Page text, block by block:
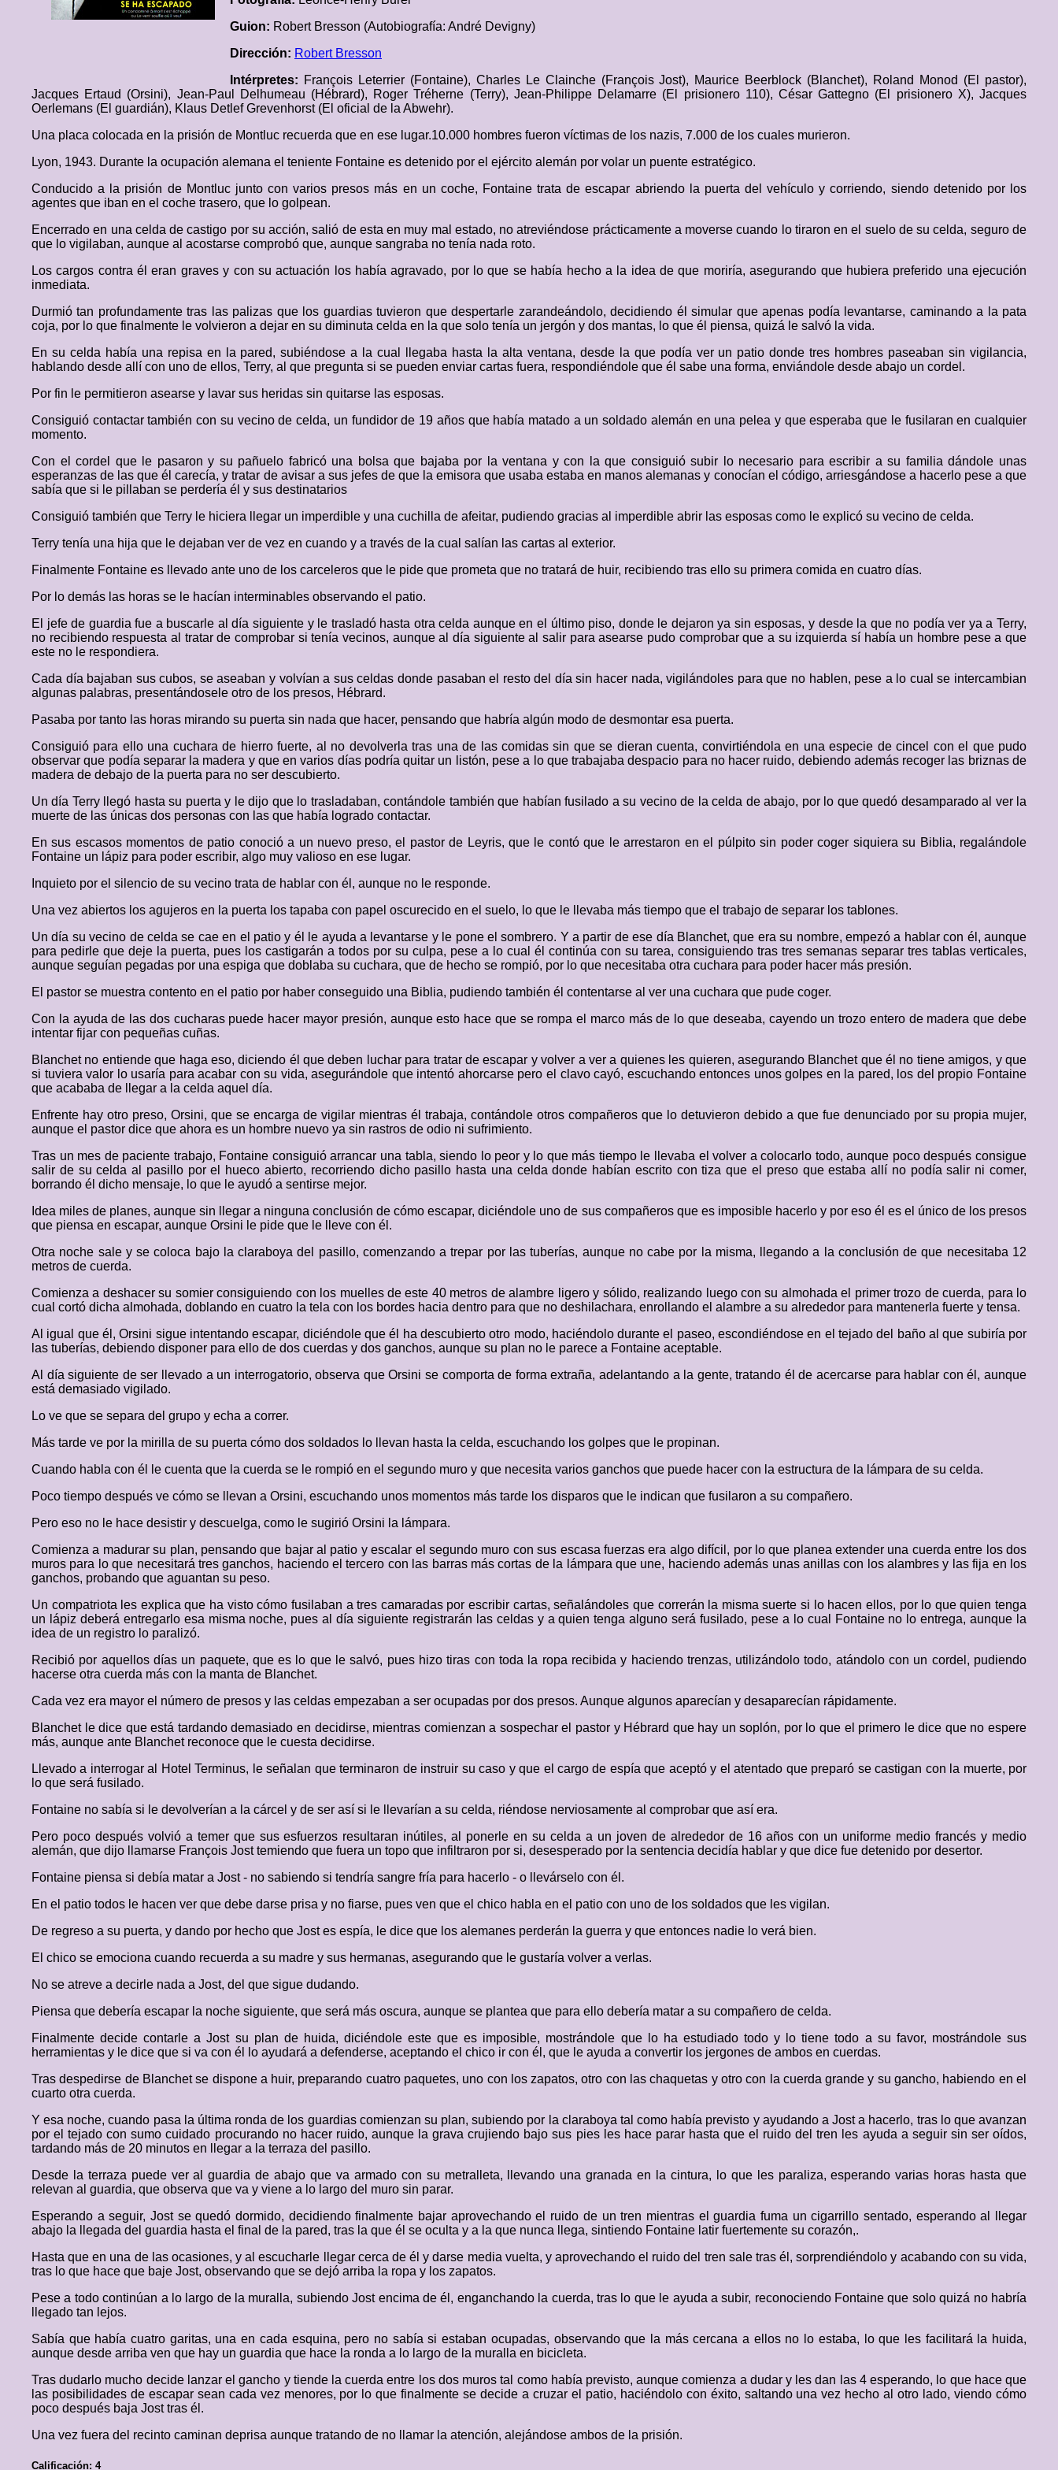
Guion: Robert Bresson (Autobiografía: André Devigny)
Dirección: Robert Bresson
Intérpretes: François Leterrier (Fontaine), Charles Le Clainche (François Jost), Maurice Beerblock (Blanchet), Roland Monod (El pastor),
Jacques Ertaud (Orsini), Jean-Paul Delhumeau (Hébrard), Roger Tréherne (Terry), Jean-Philippe Delamarre (El prisionero 110), César Gattegno (El prisionero X), Jacques
Oerlemans (El guardián), Klaus Detlef Grevenhorst (El oficial de la Abwehr).
Una placa colocada en la prisión de Montluc recuerda que en ese lugar.10.000 hombres fueron víctimas de los nazis, 7.000 de los cuales murieron.
Lyon, 1943. Durante la ocupación alemana el teniente Fontaine es detenido por el ejército alemán por volar un puente estratégico.
Conducido a la prisión de Montluc junto con varios presos más en un coche, Fontaine trata de escapar abriendo la puerta del vehículo y corriendo, siendo detenido por los
agentes que iban en el coche trasero, que lo golpean.
Encerrado en una celda de castigo por su acción, salió de esta en muy mal estado, no atreviéndose prácticamente a moverse cuando lo tiraron en el suelo de su celda, seguro de
que lo vigilaban, aunque al acostarse comprobó que, aunque sangraba no tenía nada roto.
Los cargos contra él eran graves y con su actuación los había agravado, por lo que se había hecho a la idea de que moriría, asegurando que hubiera preferido una ejecución
inmediata.
Durmió tan profundamente tras las palizas que los guardias tuvieron que despertarle zarandeándolo, decidiendo él simular que apenas podía levantarse, caminando a la pata
coja, por lo que finalmente le volvieron a dejar en su diminuta celda en la que solo tenía un jergón y dos mantas, lo que él piensa, quizá le salvó la vida.
En su celda había una repisa en la pared, subiéndose a la cual llegaba hasta la alta ventana, desde la que podía ver un patio donde tres hombres paseaban sin vigilancia,
hablando desde allí con uno de ellos, Terry, al que pregunta si se pueden enviar cartas fuera, respondiéndole que él sabe una forma, enviándole desde abajo un cordel.
Por fin le permitieron asearse y lavar sus heridas sin quitarse las esposas.
Consiguió contactar también con su vecino de celda, un fundidor de 19 años que había matado a un soldado alemán en una pelea y que esperaba que le fusilaran en cualquier
momento.
Con el cordel que le pasaron y su pañuelo fabricó una bolsa que bajaba por la ventana y con la que consiguió subir lo necesario para escribir a su familia dándole unas
esperanzas de las que él carecía, y tratar de avisar a sus jefes de que la emisora que usaba estaba en manos alemanas y conocían el código, arriesgándose a hacerlo pese a que
sabía que si le pillaban se perdería él y sus destinatarios
Consiguió también que Terry le hiciera llegar un imperdible y una cuchilla de afeitar, pudiendo gracias al imperdible abrir las esposas como le explicó su vecino de celda.
Terry tenía una hija que le dejaban ver de vez en cuando y a través de la cual salían las cartas al exterior.
Finalmente Fontaine es llevado ante uno de los carceleros que le pide que prometa que no tratará de huir, recibiendo tras ello su primera comida en cuatro días.
Por lo demás las horas se le hacían interminables observando el patio.
El jefe de guardia fue a buscarle al día siguiente y le trasladó hasta otra celda aunque en el último piso, donde le dejaron ya sin esposas, y desde la que no podía ver ya a Terry,
no recibiendo respuesta al tratar de comprobar si tenía vecinos, aunque al día siguiente al salir para asearse pudo comprobar que a su izquierda sí había un hombre pese a que
este no le respondiera.
Cada día bajaban sus cubos, se aseaban y volvían a sus celdas donde pasaban el resto del día sin hacer nada, vigilándoles para que no hablen, pese a lo cual se intercambian
algunas palabras, presentándosele otro de los presos, Hébrard.
Pasaba por tanto las horas mirando su puerta sin nada que hacer, pensando que habría algún modo de desmontar esa puerta.
Consiguió para ello una cuchara de hierro fuerte, al no devolverla tras una de las comidas sin que se dieran cuenta, convirtiéndola en una especie de cincel con el que pudo
observar que podía separar la madera y que en varios días podría quitar un listón, pese a lo que trabajaba despacio para no hacer ruido, debiendo además recoger las briznas de
madera de debajo de la puerta para no ser descubierto.
Un día Terry llegó hasta su puerta y le dijo que lo trasladaban, contándole también que habían fusilado a su vecino de la celda de abajo, por lo que quedó desamparado al ver la
muerte de las únicas dos personas con las que había logrado contactar.
En sus escasos momentos de patio conoció a un nuevo preso, el pastor de Leyris, que le contó que le arrestaron en el púlpito sin poder coger siquiera su Biblia, regalándole
Fontaine un lápiz para poder escribir, algo muy valioso en ese lugar.
Inquieto por el silencio de su vecino trata de hablar con él, aunque no le responde.
Una vez abiertos los agujeros en la puerta los tapaba con papel oscurecido en el suelo, lo que le llevaba más tiempo que el trabajo de separar los tablones.
Un día su vecino de celda se cae en el patio y él le ayuda a levantarse y le pone el sombrero. Y a partir de ese día Blanchet, que era su nombre, empezó a hablar con él, aunque
para pedirle que deje la puerta, pues los castigarán a todos por su culpa, pese a lo cual él continúa con su tarea, consiguiendo tras tres semanas separar tres tablas verticales,
aunque seguían pegadas por una espiga que doblaba su cuchara, que de hecho se rompió, por lo que necesitaba otra cuchara para poder hacer más presión.
El pastor se muestra contento en el patio por haber conseguido una Biblia, pudiendo también él contentarse al ver una cuchara que pude coger.
Con la ayuda de las dos cucharas puede hacer mayor presión, aunque esto hace que se rompa el marco más de lo que deseaba, cayendo un trozo entero de madera que debe
intentar fijar con pequeñas cuñas.
Blanchet no entiende que haga eso, diciendo él que deben luchar para tratar de escapar y volver a ver a quienes les quieren, asegurando Blanchet que él no tiene amigos, y que
si tuviera valor lo usaría para acabar con su vida, asegurándole que intentó ahorcarse pero el clavo cayó, escuchando entonces unos golpes en la pared, los del propio Fontaine
que acababa de llegar a la celda aquel día.
Enfrente hay otro preso, Orsini, que se encarga de vigilar mientras él trabaja, contándole otros compañeros que lo detuvieron debido a que fue denunciado por su propia mujer,
aunque el pastor dice que ahora es un hombre nuevo ya sin rastros de odio ni sufrimiento.
Tras un mes de paciente trabajo, Fontaine consiguió arrancar una tabla, siendo lo peor y lo que más tiempo le llevaba el volver a colocarlo todo, aunque poco después consigue
salir de su celda al pasillo por el hueco abierto, recorriendo dicho pasillo hasta una celda donde habían escrito con tiza que el preso que estaba allí no podía salir ni comer,
borrando él dicho mensaje, lo que le ayudó a sentirse mejor.
Idea miles de planes, aunque sin llegar a ninguna conclusión de cómo escapar, diciéndole uno de sus compañeros que es imposible hacerlo y por eso él es el único de los presos
que piensa en escapar, aunque Orsini le pide que le lleve con él.
Otra noche sale y se coloca bajo la claraboya del pasillo, comenzando a trepar por las tuberías, aunque no cabe por la misma, llegando a la conclusión de que necesitaba 12
metros de cuerda.
Comienza a deshacer su somier consiguiendo con los muelles de este 40 metros de alambre ligero y sólido, realizando luego con su almohada el primer trozo de cuerda, para lo
cual cortó dicha almohada, doblando en cuatro la tela con los bordes hacia dentro para que no deshilachara, enrollando el alambre a su alrededor para mantenerla fuerte y tensa.
Al igual que él, Orsini sigue intentando escapar, diciéndole que él ha descubierto otro modo, haciéndolo durante el paseo, escondiéndose en el tejado del baño al que subiría por
las tuberías, debiendo disponer para ello de dos cuerdas y dos ganchos, aunque su plan no le parece a Fontaine aceptable.
Al día siguiente de ser llevado a un interrogatorio, observa que Orsini se comporta de forma extraña, adelantando a la gente, tratando él de acercarse para hablar con él, aunque
está demasiado vigilado.
Lo ve que se separa del grupo y echa a correr.
Más tarde ve por la mirilla de su puerta cómo dos soldados lo llevan hasta la celda, escuchando los golpes que le propinan.
Cuando habla con él le cuenta que la cuerda se le rompió en el segundo muro y que necesita varios ganchos que puede hacer con la estructura de la lámpara de su celda.
Poco tiempo después ve cómo se llevan a Orsini, escuchando unos momentos más tarde los disparos que le indican que fusilaron a su compañero.
Pero eso no le hace desistir y descuelga, como le sugirió Orsini la lámpara.
Comienza a madurar su plan, pensando que bajar al patio y escalar el segundo muro con sus escasa fuerzas era algo difícil, por lo que planea extender una cuerda entre los dos
muros para lo que necesitará tres ganchos, haciendo el tercero con las barras más cortas de la lámpara que une, haciendo además unas anillas con los alambres y las fija en los
ganchos, probando que aguantan su peso.
Un compatriota les explica que ha visto cómo fusilaban a tres camaradas por escribir cartas, señalándoles que correrán la misma suerte si lo hacen ellos, por lo que quien tenga
un lápiz deberá entregarlo esa misma noche, pues al día siguiente registrarán las celdas y a quien tenga alguno será fusilado, pese a lo cual Fontaine no lo entrega, aunque la
idea de un registro lo paralizó.
Recibió por aquellos días un paquete, que es lo que le salvó, pues hizo tiras con toda la ropa recibida y haciendo trenzas, utilizándolo todo, atándolo con un cordel, pudiendo
hacerse otra cuerda más con la manta de Blanchet.
Cada vez era mayor el número de presos y las celdas empezaban a ser ocupadas por dos presos. Aunque algunos aparecían y desaparecían rápidamente.
Blanchet le dice que está tardando demasiado en decidirse, mientras comienzan a sospechar el pastor y Hébrard que hay un soplón, por lo que el primero le dice que no espere
más, aunque ante Blanchet reconoce que le cuesta decidirse.
Llevado a interrogar al Hotel Terminus, le señalan que terminaron de instruir su caso y que el cargo de espía que aceptó y el atentado que preparó se castigan con la muerte, por
lo que será fusilado.
Fontaine no sabía si le devolverían a la cárcel y de ser así si le llevarían a su celda, riéndose nerviosamente al comprobar que así era.
Pero poco después volvió a temer que sus esfuerzos resultaran inútiles, al ponerle en su celda a un joven de alrededor de 16 años con un uniforme medio francés y medio
alemán, que dijo llamarse François Jost temiendo que fuera un topo que infiltraron por si, desesperado por la sentencia decidía hablar y que dice fue detenido por desertor.
Fontaine piensa si debía matar a Jost - no sabiendo si tendría sangre fría para hacerlo - o llevárselo con él.
En el patio todos le hacen ver que debe darse prisa y no fiarse, pues ven que el chico habla en el patio con uno de los soldados que les vigilan.
De regreso a su puerta, y dando por hecho que Jost es espía, le dice que los alemanes perderán la guerra y que entonces nadie lo verá bien.
El chico se emociona cuando recuerda a su madre y sus hermanas, asegurando que le gustaría volver a verlas.
No se atreve a decirle nada a Jost, del que sigue dudando.
Piensa que debería escapar la noche siguiente, que será más oscura, aunque se plantea que para ello debería matar a su compañero de celda.
Finalmente decide contarle a Jost su plan de huida, diciéndole este que es imposible, mostrándole que lo ha estudiado todo y lo tiene todo a su favor, mostrándole sus
herramientas y le dice que si va con él lo ayudará a defenderse, aceptando el chico ir con él, que le ayuda a convertir los jergones de ambos en cuerdas.
Tras despedirse de Blanchet se dispone a huir, preparando cuatro paquetes, uno con los zapatos, otro con las chaquetas y otro con la cuerda grande y su gancho, habiendo en el
cuarto otra cuerda.
Y esa noche, cuando pasa la última ronda de los guardias comienzan su plan, subiendo por la claraboya tal como había previsto y ayudando a Jost a hacerlo, tras lo que avanzan
por el tejado con sumo cuidado procurando no hacer ruido, aunque la grava crujiendo bajo sus pies les hace parar hasta que el ruido del tren les ayuda a seguir sin ser oídos,
tardando más de 20 minutos en llegar a la terraza del pasillo.
Desde la terraza puede ver al guardia de abajo que va armado con su metralleta, llevando una granada en la cintura, lo que les paraliza, esperando varias horas hasta que
relevan al guardia, que observa que va y viene a lo largo del muro sin parar.
Esperando a seguir, Jost se quedó dormido, decidiendo finalmente bajar aprovechando el ruido de un tren mientras el guardia fuma un cigarrillo sentado, esperando al llegar
abajo la llegada del guardia hasta el final de la pared, tras la que él se oculta y a la que nunca llega, sintiendo Fontaine latir fuertemente su corazón,.
Hasta que en una de las ocasiones, y al escucharle llegar cerca de él y darse media vuelta, y aprovechando el ruido del tren sale tras él, sorprendiéndolo y acabando con su vida,
tras lo que hace que baje Jost, observando que se dejó arriba la ropa y los zapatos.
Pese a todo continúan a lo largo de la muralla, subiendo Jost encima de él, enganchando la cuerda, tras lo que le ayuda a subir, reconociendo Fontaine que solo quizá no habría
llegado tan lejos.
Sabía que había cuatro garitas, una en cada esquina, pero no sabía si estaban ocupadas, observando que la más cercana a ellos no lo estaba, lo que les facilitará la huida,
aunque desde arriba ven que hay un guardia que hace la ronda a lo largo de la muralla en bicicleta.
Tras dudarlo mucho decide lanzar el gancho y tiende la cuerda entre los dos muros tal como había previsto, aunque comienza a dudar y les dan las 4 esperando, lo que hace que
las posibilidades de escapar sean cada vez menores, por lo que finalmente se decide a cruzar el patio, haciéndolo con éxito, saltando una vez hecho al otro lado, viendo cómo
poco después baja Jost tras él.
Una vez fuera del recinto caminan deprisa aunque tratando de no llamar la atención, alejándose ambos de la prisión.
Calificación: 4